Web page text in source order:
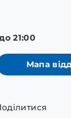
21:00
Мапа